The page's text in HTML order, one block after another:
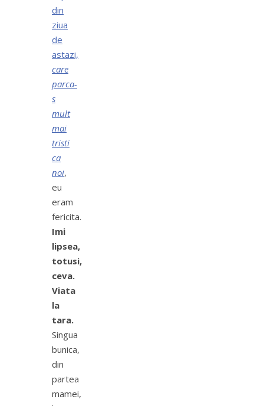
din
ziua
de
astazi,
care
parca-
s
mult
mai
tristi
ca
noi,
eu
eram
fericita.
Imi
lipsea,
totusi,
ceva.
Viata
la
tara.
Singua
bunica,
din
partea
mamei,